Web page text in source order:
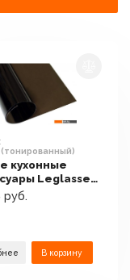
(тонированный)
кухонные
Leglasse
руб.
В корзину